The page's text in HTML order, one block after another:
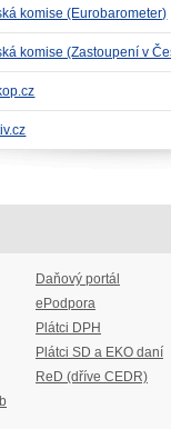
komise (Eurobarometer)
komise (Zastoupení v
Daňový portál
ePodpora
Plátci DPH
Plátci SD a EKO daní
ReD (dříve CEDR)